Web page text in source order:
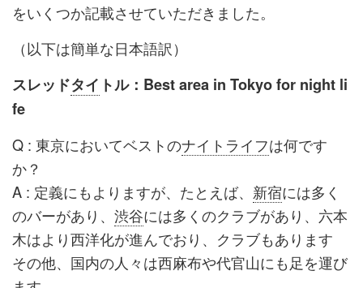
をいくつか記載させていただきました。
（以下は簡単な日本語訳）
スレッドタイ トル：Best area in Tokyo for night li
fe
Q : 東京においてベストのナイトライフは何です
か？
A : 定義にもよりますが、たとえば、 新宿には多く
のバーがあり、 渋谷には多くのクラブがあり、六本
木はより西洋化が進んでおり、クラブもあります
その他、国内の人々は西麻布や代官山にも足を運び